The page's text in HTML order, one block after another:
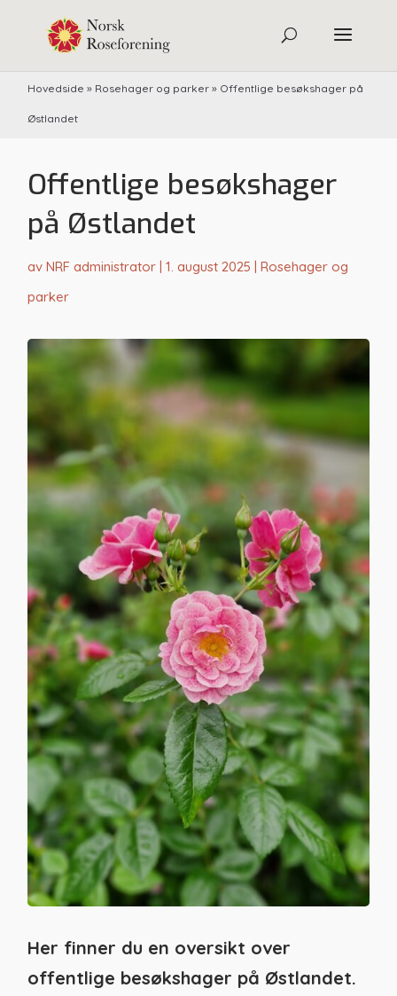
Hovedside » Rosehager og parker » Offentlige besøkshager på
Østlandet
Offentlige besøkshager
på Østlandet
avNRF administrator |1. august 2025 |Rosehager og
parker
Her finner du en oversikt over
offentlige besøkshager på Østlandet.